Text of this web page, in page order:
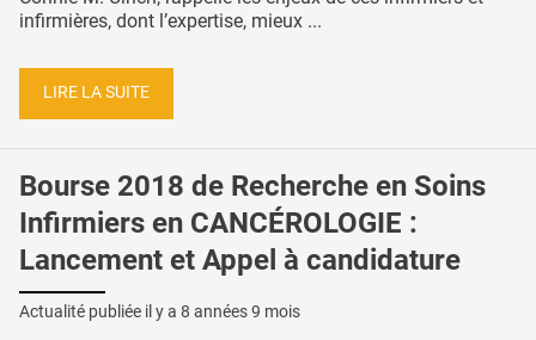
infirmières, dont l’expertise, mieux ...
LIRE LA SUITE
Bourse 2018 de Recherche en Soins
Infirmiers en CANCÉROLOGIE :
Lancement et Appel à candidature
Actualité publiée il y a 8 années 9 mois